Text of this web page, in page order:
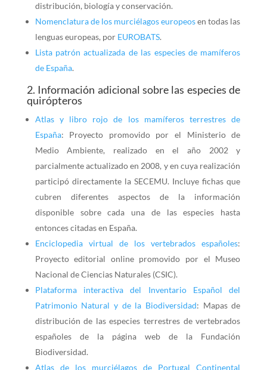
distribución, biología y conservación.
Nomenclatura de los murciélagos europeosen todas las
lenguas europeas, por EUROBATS.
Lista patrón actualizada de las especies de mamíferos
de España.
2. Información adicional sobre las especies de
quirópteros
Atlas y libro rojo de los mamíferos terrestres de
España: Proyecto promovido por el Ministerio de
Medio Ambiente, realizado en el año 2002 y
parcialmente actualizado en 2008, y en cuya realización
participó directamente la SECEMU. Incluye fichas que
cubren diferentes aspectos de la información
disponible sobre cada una de las especies hasta
entonces citadas en España.
Enciclopedia virtual de los vertebrados españoles:
Proyecto editorial online promovido por el Museo
Nacional de Ciencias Naturales (CSIC).
Plataforma interactiva del Inventario Español del
Patrimonio Natural y de la Biodiversidad: Mapas de
distribución de las especies terrestres de vertebrados
españoles de la página web de la Fundación
Biodiversidad.
Atlas de los murciélagos de Portugal Continental